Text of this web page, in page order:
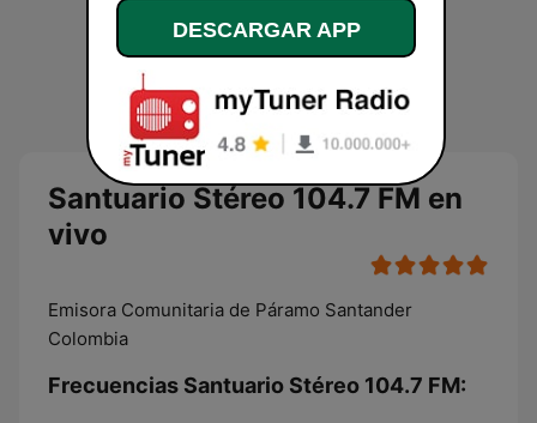
Santuario Stéreo 104.7 FM en
vivo
Emisora Comunitaria de Páramo Santander
Colombia
Frecuencias Santuario Stéreo 104.7 FM:
DESCARGAR APP